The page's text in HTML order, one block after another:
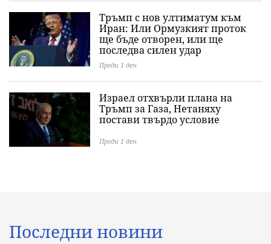
Тръмп с нов ултиматум към
Иран: Или Ормузкият проток
ще бъде отворен, или ще
последва силен удар
Преди 1 ден
Израел отхвърли плана на
Тръмп за Газа, Нетаняху
постави твърдо условие
Преди 1 ден
Последни новини